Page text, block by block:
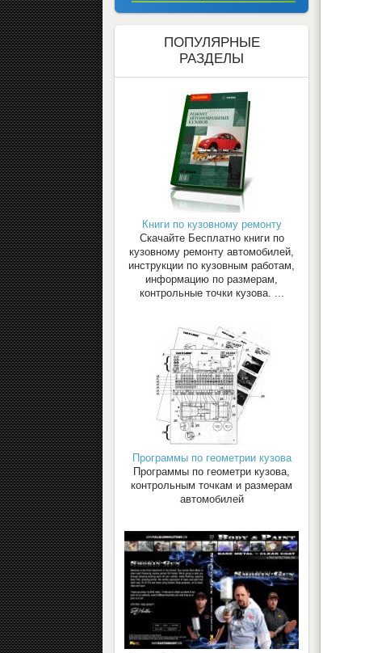
ПОПУЛЯРНЫЕ
РАЗДЕЛЫ
Книги по кузовному ремонту
Скачайте Бесплатно книги по
кузовному ремонту автомобилей,
инструкции по кузовным работам,
информацию по размерам,
контрольные точки кузова. ...
Программы по геометрии кузова
Программы по геометри кузова,
контрольным точкам и размерам
автомобилей